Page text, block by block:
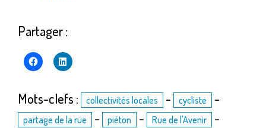
Partager :
Mots-clefs : collectivités locales - cycliste -
partage de la rue - piéton - Rue de l'Avenir -